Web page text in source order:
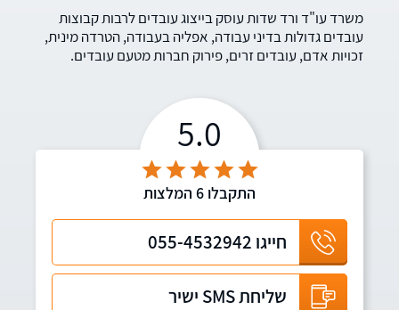
משרד עו"ד ורד שדות עוסק בייצוג עובדים לרבות קבוצות
עובדים גדולות בדיני עבודה, אפליה בעבודה, הטרדה מינית,
זכויות אדם, עובדים זרים, פירוק חברות מטעם עובדים.
5.0
התקבלו 6 המלצות
חייגו 055-4532942
שליחת SMS ישיר